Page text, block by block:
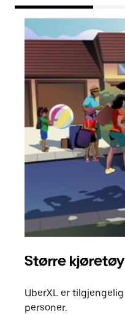
Større
UberXL er
personer.